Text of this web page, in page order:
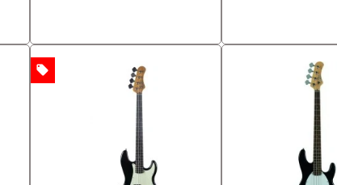
local_offer